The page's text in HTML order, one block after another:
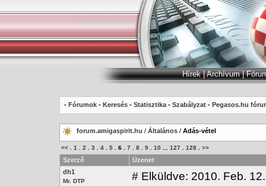
Hírek|Archívum|
- Fórumok - Keresés - Statisztika - Szabályzat - Pegasos.hu
forum.amigaspirit.hu / Általános / Adás-vétel
<< 1 2 3 4 5 6 7 8 9 10 127 128 >>
Szerző
Üzenet
dh1
Mr. DTP # Elküldve: 2010. Feb.